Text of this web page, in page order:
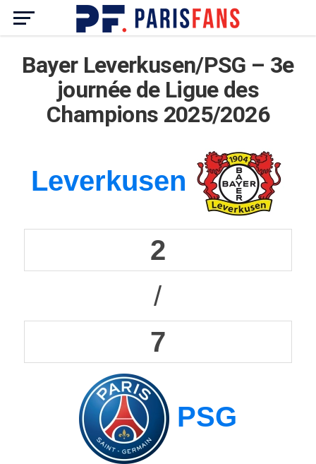
Bayer Leverkusen/PSG – 3e
journée de Ligue des
Champions 2025/2026
Leverkusen
2
/
7
PSG